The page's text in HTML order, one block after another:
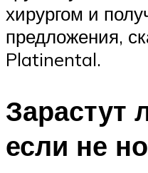
хирургом и
предложения,
Platinental.
Зарастут
если не